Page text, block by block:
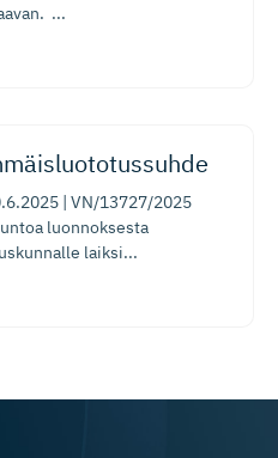
...
| VN/13727/2025
luonnoksesta
laiksi...